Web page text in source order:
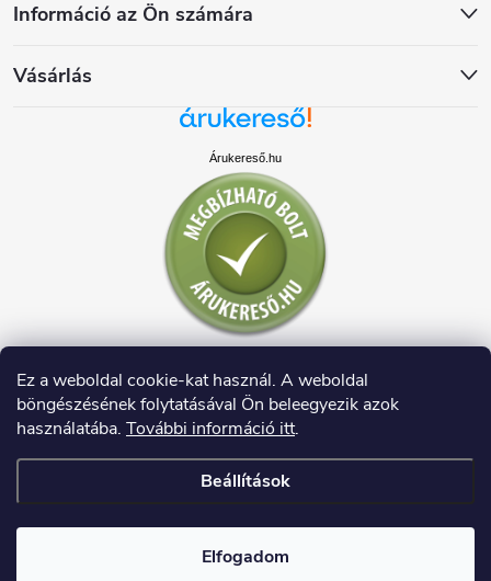
Ez a weboldal cookie-kat használ. A weboldal
böngészésének folytatásával Ön beleegyezik azok
használatába. További információ itt.
Beállítások
Elfogadom
Információ az Ön számára
Vásárlás
Árukereső.hu
Shoptet készítette
Copyright 2026HAUSDECO.HU. Minden jog fenntartva.